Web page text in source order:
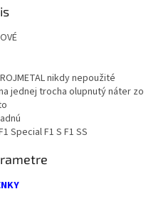
nikdy nepoužité
jednej trocha olupnutý náter zo
Special F1 S F1 SS